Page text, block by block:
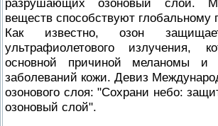
разрушающих озоновый слой.
веществ способствуют глобальному
Как известно, озон
ультрафиолетового излучения,
основной причиной меланомы и
заболеваний кожи. Девиз
озонового слоя: "Сохрани небо:
озоновый слой".